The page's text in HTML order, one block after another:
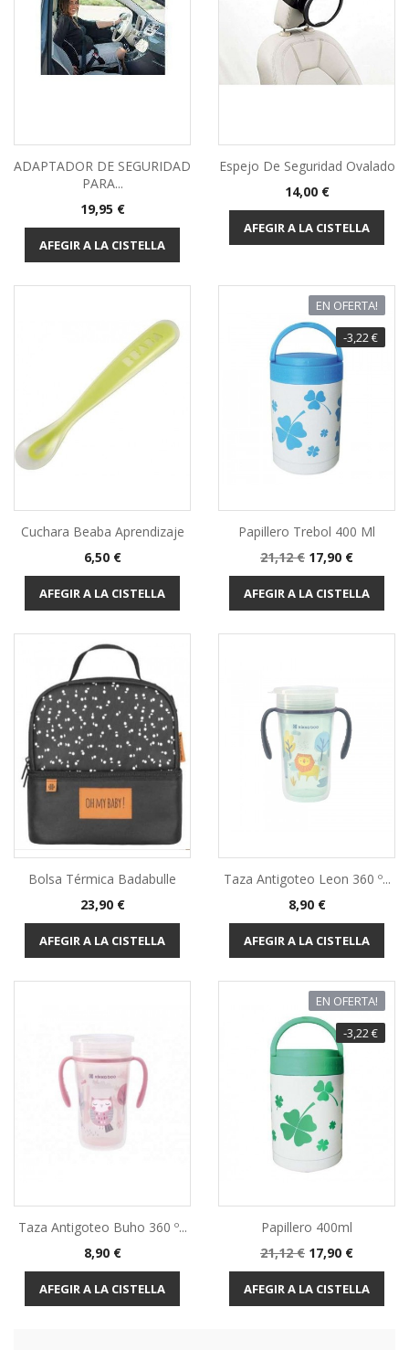
ADAPTADOR DE SEGURIDAD
PARA...
Preu
19,95 €
AFEGIR A LA CISTELLA
Espejo De Seguridad Ovalado
Preu
14,00 €
AFEGIR A LA CISTELLA
Cuchara Beaba Aprendizaje
Preu
6,50 €
AFEGIR A LA CISTELLA
EN OFERTA!
-3,22 €
Papillero Trebol 400 Ml
Preu
base
21,12 € Preu
17,90 €
AFEGIR A LA CISTELLA
Bolsa Térmica Badabulle
Preu
23,90 €
AFEGIR A LA CISTELLA
Taza Antigoteo Leon 360 º...
Preu
8,90 €
AFEGIR A LA CISTELLA
Taza Antigoteo Buho 360 º...
Preu
8,90 €
AFEGIR A LA CISTELLA
EN OFERTA!
-3,22 €
Papillero 400ml
Preu
base
21,12 € Preu
17,90 €
AFEGIR A LA CISTELLA